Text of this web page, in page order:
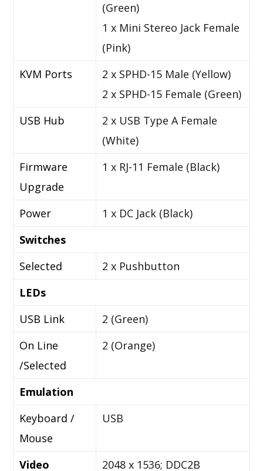
(Green)
1 x Mini Stereo Jack Female
(Pink)
KVM Ports
2 x SPHD-15 Male (Yellow)
2 x SPHD-15 Female (Green)
USB Hub
2 x USB Type A Female
(White)
Firmware
Upgrade
1 x RJ-11 Female (Black)
Power
1 x DC Jack (Black)
Switches
Selected
2 x Pushbutton
LEDs
USB Link
2 (Green)
On Line
/Selected
2 (Orange)
Emulation
Keyboard /
Mouse
USB
Video
2048 x 1536; DDC2B